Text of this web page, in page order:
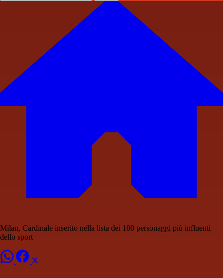
Milan, Cardinale inserito nella lista dei 100 personaggi più influenti
dello sport